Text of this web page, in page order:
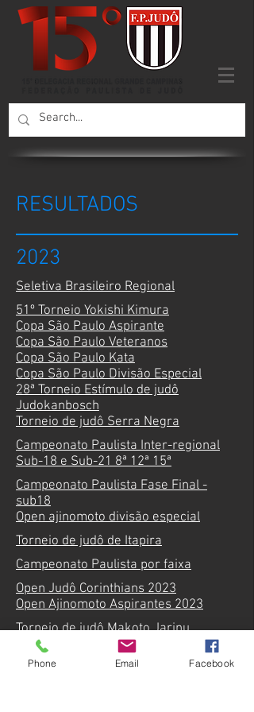
RESULTADOS
2023
Seletiva Brasileiro Regional
51º Torneio Yokishi Kimura
Copa São Paulo Aspirante
Copa São Paulo Veteranos
Copa São Paulo Kata
Copa São Paulo Divisão Especial
28ª Torneio Estímulo de judô
Judokanbosch
Torneio de judô Serra Negra
Campeonato Paulista Inter-regional
Sub-18 e Sub-21 8ª 12ª 15ª
Campeonato Paulista Fase Final -
sub18
Open ajinomoto divisão especial
Torneio de judô de Itapira
Campeonato Paulista por faixa
Open Judô Corinthians 2023
Open Ajinomoto Aspirantes 2023
Torneio de judô Makoto Jarinu
Campeonato paulista Sub21 Final
Phone Email Facebook